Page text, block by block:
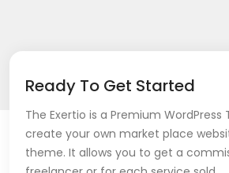
Ready To Get Started
The Exertio is a Premium
create your own market place
theme. It allows you to get a